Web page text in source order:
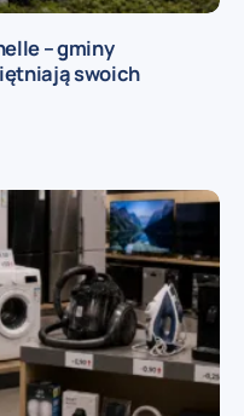
– gminy
swoich